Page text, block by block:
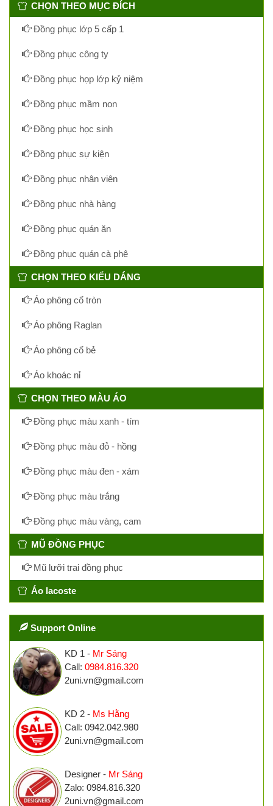
CHỌN THEO MỤC ĐÍCH
Đồng phục lớp 5 cấp 1
Đồng phục công ty
Đồng phục họp lớp kỷ niệm
Đồng phục mầm non
Đồng phục học sinh
Đồng phục sự kiện
Đồng phục nhân viên
Đồng phục nhà hàng
Đồng phục quán ăn
Đồng phục quán cà phê
CHỌN THEO KIỂU DÁNG
Áo phông cổ tròn
Áo phông Raglan
Áo phông cổ bẻ
Áo khoác nỉ
CHỌN THEO MÀU ÁO
Đồng phục màu xanh - tím
Đồng phục màu đỏ - hồng
Đồng phục màu đen - xám
Đồng phục màu trắng
Đồng phục màu vàng, cam
MŨ ĐỒNG PHỤC
Mũ lưỡi trai đồng phục
Áo lacoste
Support Online
KD 1 - Mr Sáng
Call: 0984.816.320
2uni.vn@gmail.com
KD 2 - Ms Hằng
Call: 0942.042.980
2uni.vn@gmail.com
Designer - Mr Sáng
Zalo: 0984.816.320
2uni.vn@gmail.com